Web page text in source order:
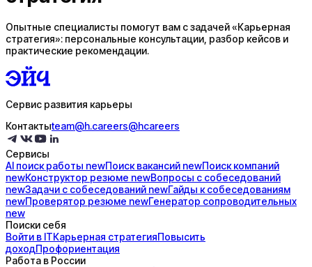
Опытные специалисты помогут вам с задачей «Карьерная
стратегия»: персональные консультации, разбор кейсов и
практические рекомендации.
Сервис развития карьеры
Контактыteam@h.careers@hcareers
Сервисы
AI поискработы newПоисквакансий newПоисккомпаний
newКонструктор резюме newВопросы с собеседований
newЗадачи с собеседований newГайды ксобеседованиям
newПроверятор резюме newГенератор сопроводительных
new
Поиски себя
Войти в ITКарьерная стратегияПовысить
доходПрофориентация
Работа в России